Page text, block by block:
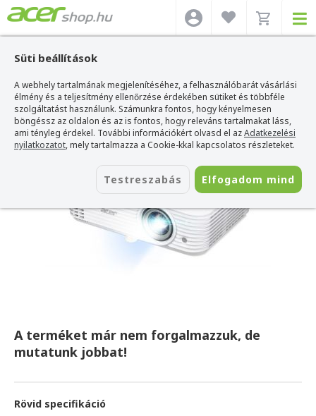
Süti beállítások
A webhely tartalmának megjelenítéséhez, a felhasználóbarát vásárlási
élmény és a teljesítmény ellenőrzése érdekében sütiket és többféle
szolgáltatást használunk. Számunkra fontos, hogy kényelmesen
böngéssz az oldalon és az is fontos, hogy releváns tartalmakat láss,
ami tényleg érdekel. További információkért olvasd el azAdatkezelési
nyilatkozatot, mely tartalmazza a Cookie-kkal kapcsolatos részleteket.
Testreszabás Elfogadom mind
Acer webshop>Acer projektor >Acer P1557Ki DLP 3D Projektor
Acer P1557Ki DLP 3D Projektor
Azonosító: MR.JV511.001
A terméket már nem forgalmazzuk, de
mutatunk jobbat!
Rövid specifikáció